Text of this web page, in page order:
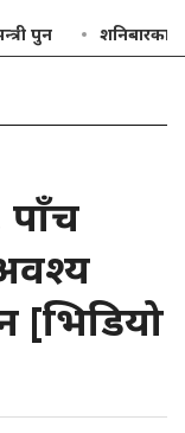
शनिबारका लागि विदेशी
पाँच
[भिडियो